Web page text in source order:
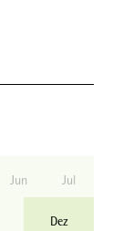
Jun Jul
Dez